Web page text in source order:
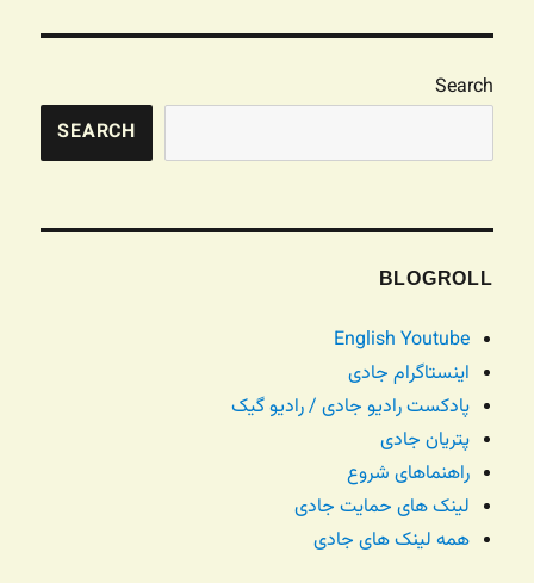
Search
SEARCH
BLOGROLL
English Youtube
اینستاگرام جادی
پادکست رادیو جادی / رادیو گیک
پتریان جادی
راهنماهای شروع
لینک های حمایت جادی
همه لینک های جادی